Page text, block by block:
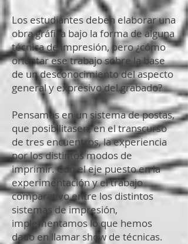
Los estudiantes deben elaborar una
obra gráfica bajo la forma de alguna
técnica de impresión, pero ¿cómo
orientar ese trabajo sobre la base
de un desconocimiento del aspecto
general y expresivo del grabado?
Pensamos en un sistema de postas,
que posibilitasen, en el transcurso
de tres encuentros, la experiencia
por los distintos modos de
imprimir. Con el eje puesto en la
experimentación y el trabajo
comparativo entre los distintos
sistemas de impresión,
implementamos lo que hemos
dado en llamar show de técnicas.